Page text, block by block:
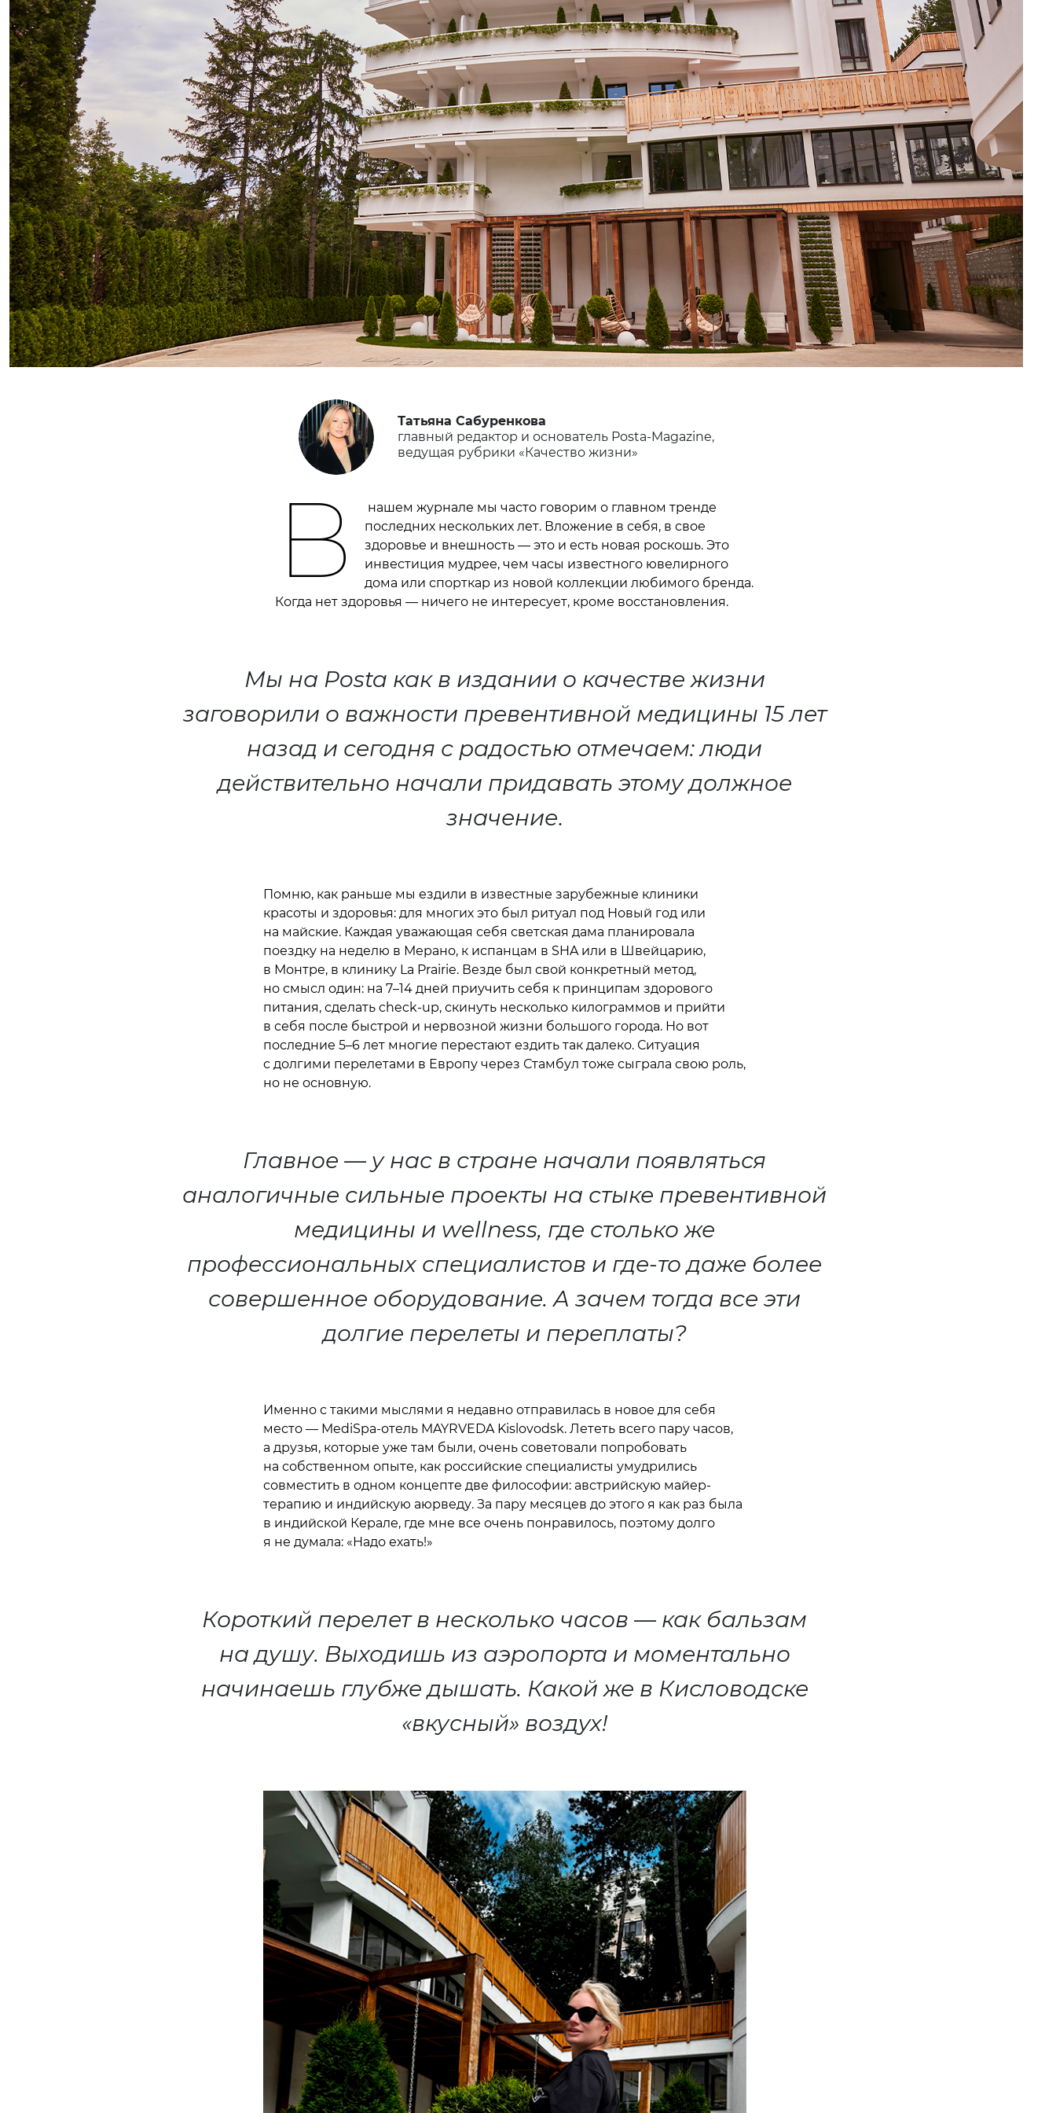
Татьяна Сабуренкова
главный редактор и основатель Posta-Magazine,
ведущая рубрики «Качество жизни»
В
нашем журнале мы часто говорим о главном тренде
последних нескольких лет. Вложение в себя, в свое
здоровье и внешность — это и есть новая роскошь. Это
инвестиция мудрее, чем часы известного ювелирного
дома или спорткар из новой коллекции любимого бренда.
Когда нет здоровья — ничего не интересует, кроме восстановления.
Мы на Posta как в издании о качестве жизни
заговорили о важности превентивной медицины 15 лет
назад и сегодня с радостью отмечаем: люди
действительно начали придавать этому должное
значение.
Помню, как раньше мы ездили в известные зарубежные клиники
красоты и здоровья: для многих это был ритуал под Новый год или
на майские. Каждая уважающая себя светская дама планировала
поездку на неделю в Мерано, к испанцам в SHA или в Швейцарию,
в Монтре, в клинику La Prairie. Везде был свой конкретный метод,
но смысл один: на 7–14 дней приучить себя к принципам здорового
питания, сделать check-up, скинуть несколько килограммов и прийти
в себя после быстрой и нервозной жизни большого города. Но вот
последние 5–6 лет многие перестают ездить так далеко. Ситуация
с долгими перелетами в Европу через Стамбул тоже сыграла свою роль,
но не основную.
Главное — у нас в стране начали появляться
аналогичные сильные проекты на стыке превентивной
медицины и wellness, где столько же
профессиональных специалистов и где-то даже более
совершенное оборудование. А зачем тогда все эти
долгие перелеты и переплаты?
Именно с такими мыслями я недавно отправилась в новое для себя
место — MediSpa-отель MAYRVEDA Kislovodsk. Лететь всего пару часов,
а друзья, которые уже там были, очень советовали попробовать
на собственном опыте, как российские специалисты умудрились
совместить в одном концепте две философии: австрийскую майер-
терапию и индийскую аюрведу. За пару месяцев до этого я как раз была
в индийской Керале, где мне все очень понравилось, поэтому долго
я не думала: «Надо ехать!»
Короткий перелет в несколько часов — как бальзам
на душу. Выходишь из аэропорта и моментально
начинаешь глубже дышать. Какой же в Кисловодске
«вкусный» воздух!